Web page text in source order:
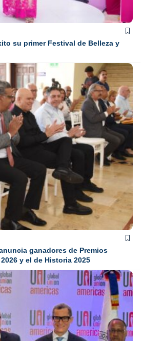
su primer Festival de Belleza y
ganadores de Premios
y el de Historia 2025